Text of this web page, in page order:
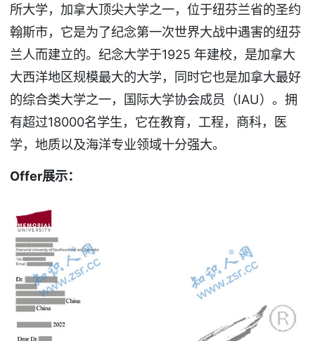
所大学，加拿大顶尖大学之一，位于纽芬兰省的圣约
翰斯市，它是为了纪念第一次世界大战中遇害的纽芬
兰人而建立的。纪念大学于1925 年建校，是加拿大
大西洋地区规模最大的大学，同时它也是加拿大最好
的综合类大学之一，国际大学协会成员（IAU）。拥
有超过18000名学生，它在教育，工程，商科，医
学，地质以及海洋专业领域十分强大。
Offer展示：